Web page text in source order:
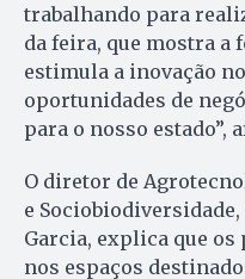
trabalhando para
da feira, que mostra a
estimula a inovação
oportunidades de
para o nosso estado”,
O diretor de
e Sociobiodiversidade,
Garcia, explica que
nos espaços